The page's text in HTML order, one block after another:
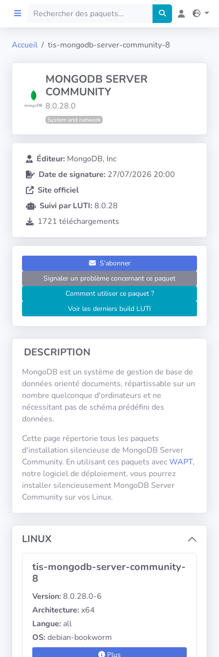
FILTRES
Langues
Architectures
Systèmes
Tranquil IT
Forum
Liste de
Politiques de
confidentialité
CGU
Copyright
Accueil tis-mongodb-server-community-8
MONGODB SERVER
COMMUNITY
8.0.28.0
System and network
Éditeur: MongoDB, Inc
Date de signature: 27/07/2026 20:00
Site officiel
Suivi par LUTI: 8.0.28
1721 téléchargements
S'abonner
Signaler un problème concernant ce paquet
Comment utiliser ce paquet ?
Voir les derniers build LUTI
DESCRIPTION
MongoDB est un système de gestion de base de
données orienté documents, répartissable sur un
nombre quelconque d'ordinateurs et ne
nécessitant pas de schéma prédéfini des
données.
Cette page répertorie tous les paquets
d'installation silencieuse de MongoDB Server
Community. En utilisant ces paquets avecWAPT,
notre logiciel de déploiement, vous pourrez
installer silencieusement MongoDB Server
Community sur vos Linux.
LINUX
tis-mongodb-server-community-
8
Version: 8.0.28.0-6
Architecture: x64
Langue: all
OS: debian-bookworm
Plus